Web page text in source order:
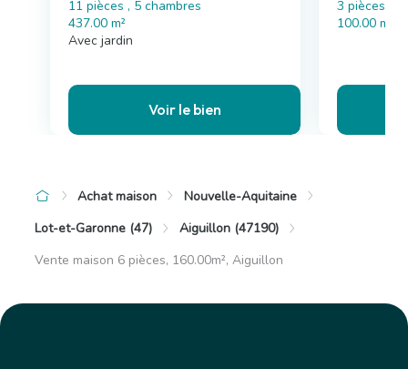
11 pièces , 5 chambres
437.00 m²
Avec jardin
Voir le bien
3 pièces , 2
100.00 m²
Achat maison
Nouvelle-Aquitaine
Lot-et-Garonne (47)
Aiguillon (47190)
Vente maison 6 pièces, 160.00m², Aiguillon